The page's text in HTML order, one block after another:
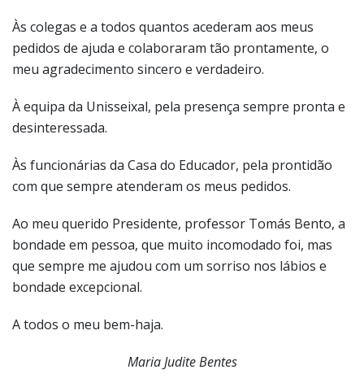
Às colegas e a todos quantos acederam aos meus
pedidos de ajuda e colaboraram tão prontamente, o
meu agradecimento sincero e verdadeiro.
À equipa da Unisseixal, pela presença sempre pronta e
desinteressada.
Às funcionárias da Casa do Educador, pela prontidão
com que sempre atenderam os meus pedidos.
Ao meu querido Presidente, professor Tomás Bento, a
bondade em pessoa, que muito incomodado foi, mas
que sempre me ajudou com um sorriso nos lábios e
bondade excepcional.
A todos o meu bem-haja.
Maria Judite Bentes